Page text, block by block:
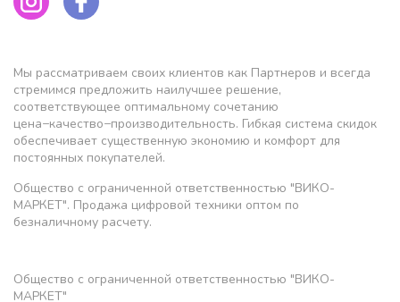
Мы рассматриваем своих клиентов как Партнеров и всегда
стремимся предложить наилучшее решение,
соответствующее оптимальному сочетанию
цена−качество−производительность. Гибкая система скидок
обеспечивает существенную экономию и комфорт для
постоянных покупателей.
Общество с ограниченной ответственностью "ВИКО-
МАРКЕТ". Продажа цифровой техники оптом по
безналичному расчету.
Общество с ограниченной ответственностью "ВИКО-
МАРКЕТ"